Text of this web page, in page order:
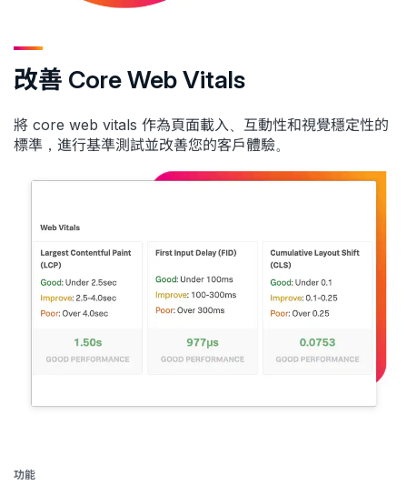
改善 Core Web Vitals
將 core web vitals 作為頁面載入、互動性和視覺穩定性的
標準，進行基準測試並改善您的客戶體驗。
功能